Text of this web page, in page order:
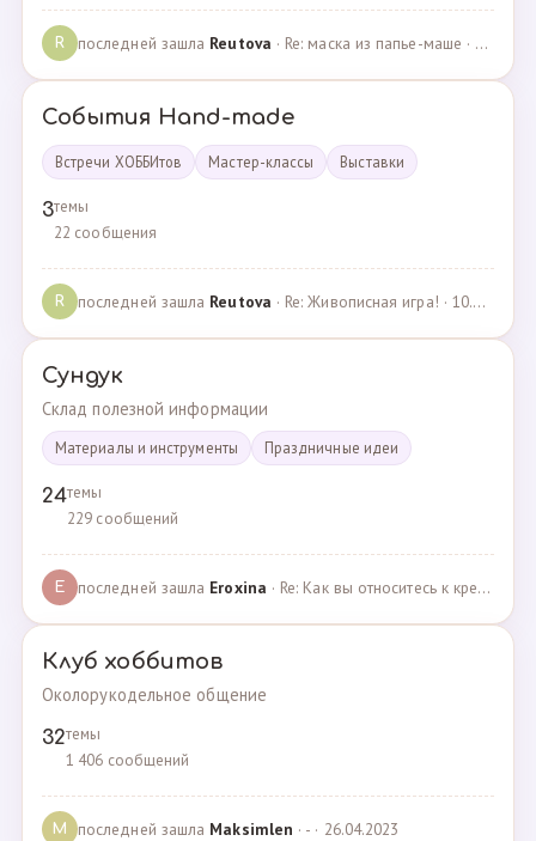
R последней зашла Reutova · Re: маска из папье-маше · 20.12.2022
События Hand-made
Встречи ХОББИтов Мастер-классы Выставки
3темы
22 сообщения
R последней зашла Reutova · Re: Живописная игра! · 10.12.2020
Сундук
Склад полезной информации
Материалы и инструменты Праздничные идеи
24темы
229 сообщений
E последней зашла Eroxina · Re: Как вы относитесь к кредитам? · 06.04.2025
Клуб хоббитов
Околорукодельное общение
32темы
1 406 сообщений
M последней зашла Maksimlen · - · 26.04.2023